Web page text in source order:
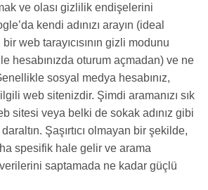
ve olası gizlilik endişelerini
kendi adınızı arayın (ideal
web tarayıcısının gizli modunu
hesabınızda oturum açmadan) ve ne
sosyal medya hesabınız,
web sitenizdir. Şimdi aramanızı sık
sitesi veya belki de sokak adınız gibi
Şaşırtıcı olmayan bir şekilde,
spesifik hale gelir ve arama
saptamada ne kadar güçlü